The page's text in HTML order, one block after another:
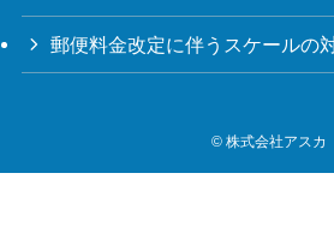
郵便料金改定に伴うスケールの
© 株式会社アスカ